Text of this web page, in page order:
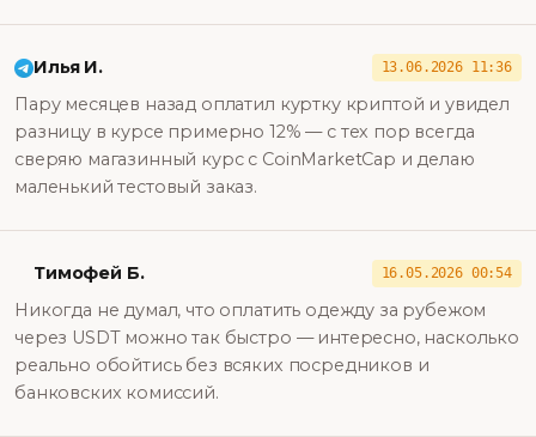
Илья И. 13.06.2026 11:36
Пару месяцев назад оплатил куртку криптой и увидел
разницу в курсе примерно 12% — с тех пор всегда
сверяю магазинный курс с CoinMarketCap и делаю
маленький тестовый заказ.
Тимофей Б. 16.05.2026 00:54
Никогда не думал, что оплатить одежду за рубежом
через USDT можно так быстро — интересно, насколько
реально обойтись без всяких посредников и
банковских комиссий.